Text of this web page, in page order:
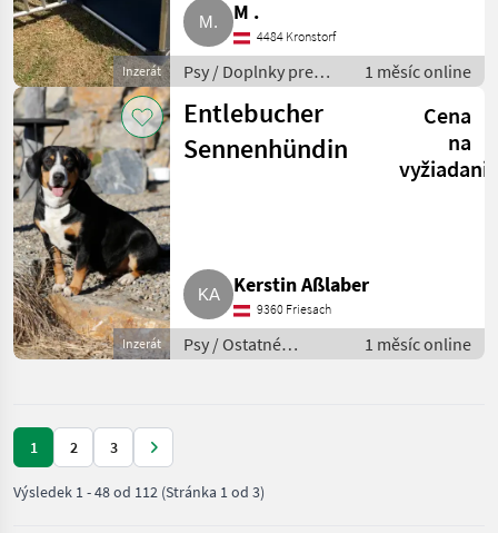
Inzerát
M .
4484 Kronstorf
Psy / Doplnky pre
chov psov
1 měsíc online
Inzerát
Entlebucher
Sennenhündin
Cena
na
Kerstin Aßlaber
9360 Friesach
Psy / Ostatné
plemená psov
1 měsíc online
1 2 3
Výsledek 1-48od 112 (Stránka 1 od 3)